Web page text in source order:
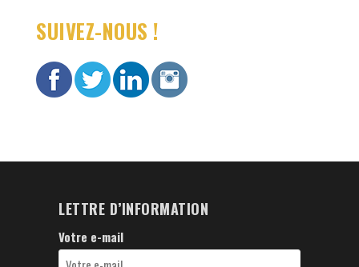
SUIVEZ-NOUS !
LETTRE D’INFORMATION
Votre e-mail